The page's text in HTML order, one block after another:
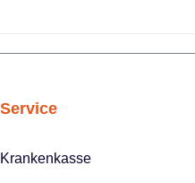
Service
Krankenkasse